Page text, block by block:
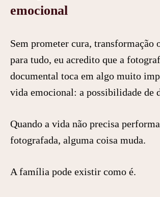
emocional
Sem prometer cura, transformação
para tudo, eu acredito que a
documental toca em algo muito
vida emocional: a possibilidade de
Quando a vida não precisa
fotografada, alguma coisa muda.
A família pode existir como é.